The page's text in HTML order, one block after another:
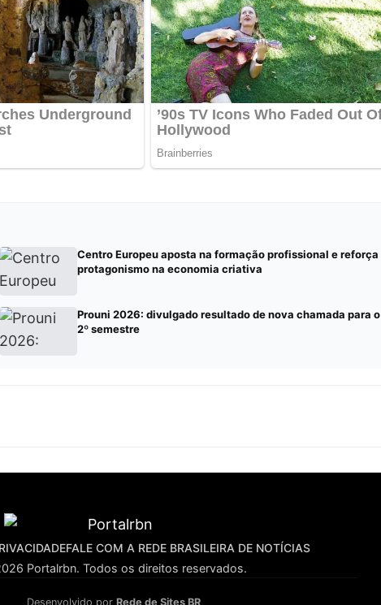
Centro Europeu aposta na formação profissional e reforça
protagonismo na economia criativa
Prouni 2026: divulgado resultado de nova chamada para o
2º semestre
FALE COM A REDE BRASILEIRA DE NOTÍCIAS
Portalrbn. Todos os direitos reservados.
Desenvolvido por Rede de Sites BR